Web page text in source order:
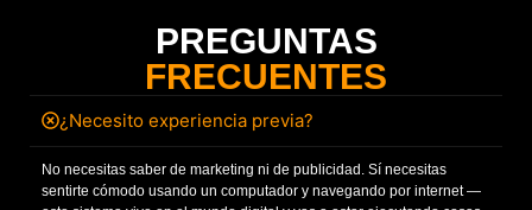
PREGUNTAS
FRECUENTES
¿Necesito experiencia previa?
No necesitas saber de marketing ni de publicidad. Sí necesitas
sentirte cómodo usando un computador y navegando por internet —